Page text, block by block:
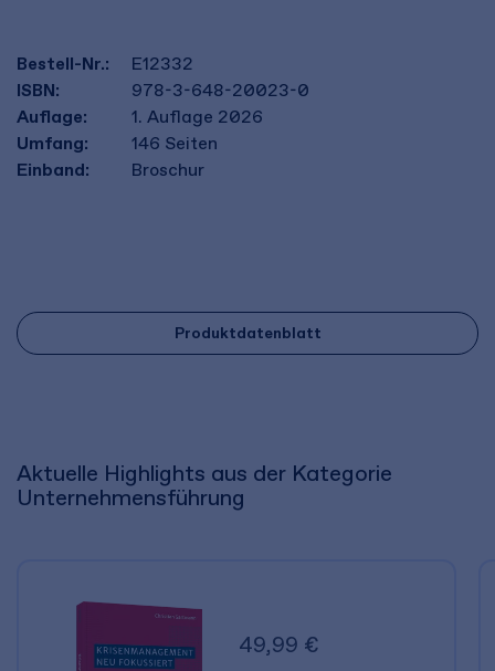
Bestell-Nr.:
E12332
ISBN:
978-3-648-20023-0
Auflage:
1. Auflage 2026
Umfang:
146 Seiten
Einband:
Broschur
Produktdatenblatt
Aktuelle Highlights aus der Kategorie
Unternehmensführung
49,99 €